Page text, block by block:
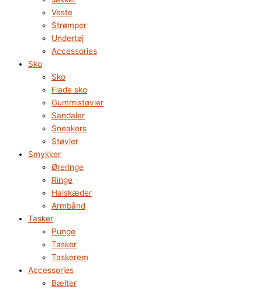
Veste
Strømper
Undertøj
Accessories
Sko
Sko
Flade sko
Gummistøvler
Sandaler
Sneakers
Støvler
Smykker
Øreringe
Ringe
Halskæder
Armbånd
Tasker
Punge
Tasker
Taskerem
Accessories
Bælter